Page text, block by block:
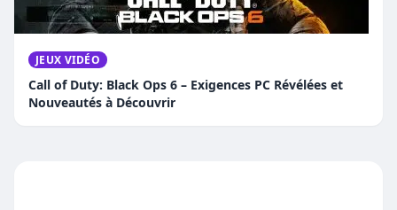
JEUX VIDÉO
Call of Duty: Black Ops 6 – Exigences PC Révélées et
Nouveautés à Découvrir